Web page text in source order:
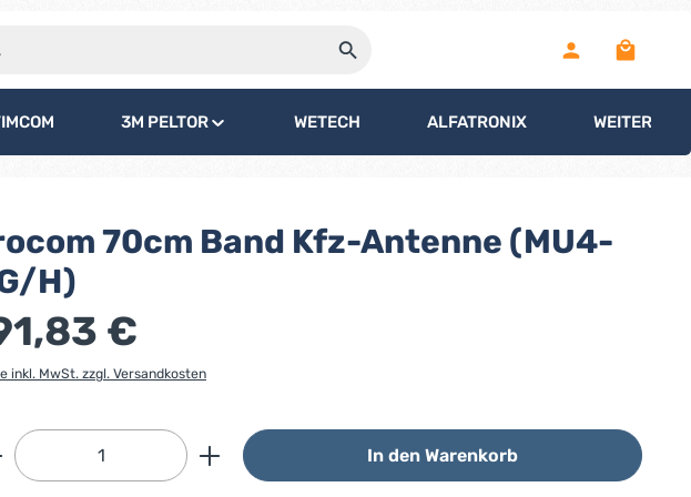
3M PELTOR WETECH ALFATRONIX WEITERE
70cm Band Kfz-Antenne (MU4-
H)
€
inkl. MwSt. zzgl. Versandkosten
Anzahl: Gib den gewünschten Wert ein oder
In den Warenkorb